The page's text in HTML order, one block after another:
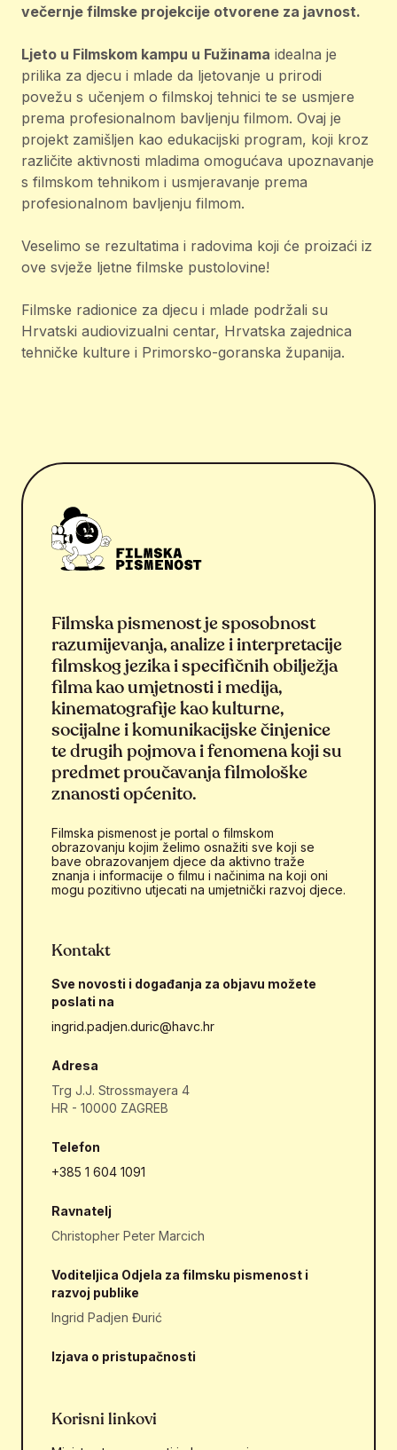
večernje filmske projekcije otvorene za javnost.
Ljeto u Filmskom kampu u Fužinama idealna je
prilika za djecu i mlade da ljetovanje u prirodi
povežu s učenjem o filmskoj tehnici te se usmjere
prema profesionalnom bavljenju filmom. Ovaj je
projekt zamišljen kao edukacijski program, koji kroz
različite aktivnosti mladima omogućava upoznavanje
s filmskom tehnikom i usmjeravanje prema
profesionalnom bavljenju filmom.
Veselimo se rezultatima i radovima koji će proizaći iz
ove svježe ljetne filmske pustolovine!
Filmske radionice za djecu i mlade podržali su
Hrvatski audiovizualni centar, Hrvatska zajednica
tehničke kulture i Primorsko-goranska županija.
Filmska pismenost je sposobnost
razumijevanja, analize i interpretacije
filmskog jezika i specifičnih obilježja
filma kao umjetnosti i medija,
kinematografije kao kulturne,
socijalne i komunikacijske činjenice
te drugih pojmova i fenomena koji su
predmet proučavanja filmološke
znanosti općenito.
Filmska pismenost je portal o filmskom
obrazovanju kojim želimo osnažiti sve koji se
bave obrazovanjem djece da aktivno traže
znanja i informacije o filmu i načinima na koji oni
mogu pozitivno utjecati na umjetnički razvoj djece.
Kontakt
Sve novosti i događanja za objavu možete
poslati na
ingrid.padjen.duric@havc.hr
Adresa
Trg J.J. Strossmayera 4
HR - 10000 ZAGREB
Telefon
+385 1 604 1091
Ravnatelj
Christopher Peter Marcich
Voditeljica Odjela za filmsku pismenost i
razvoj publike
Ingrid Padjen Đurić
Izjava o pristupačnosti
Korisni linkovi